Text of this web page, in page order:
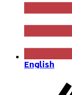
English